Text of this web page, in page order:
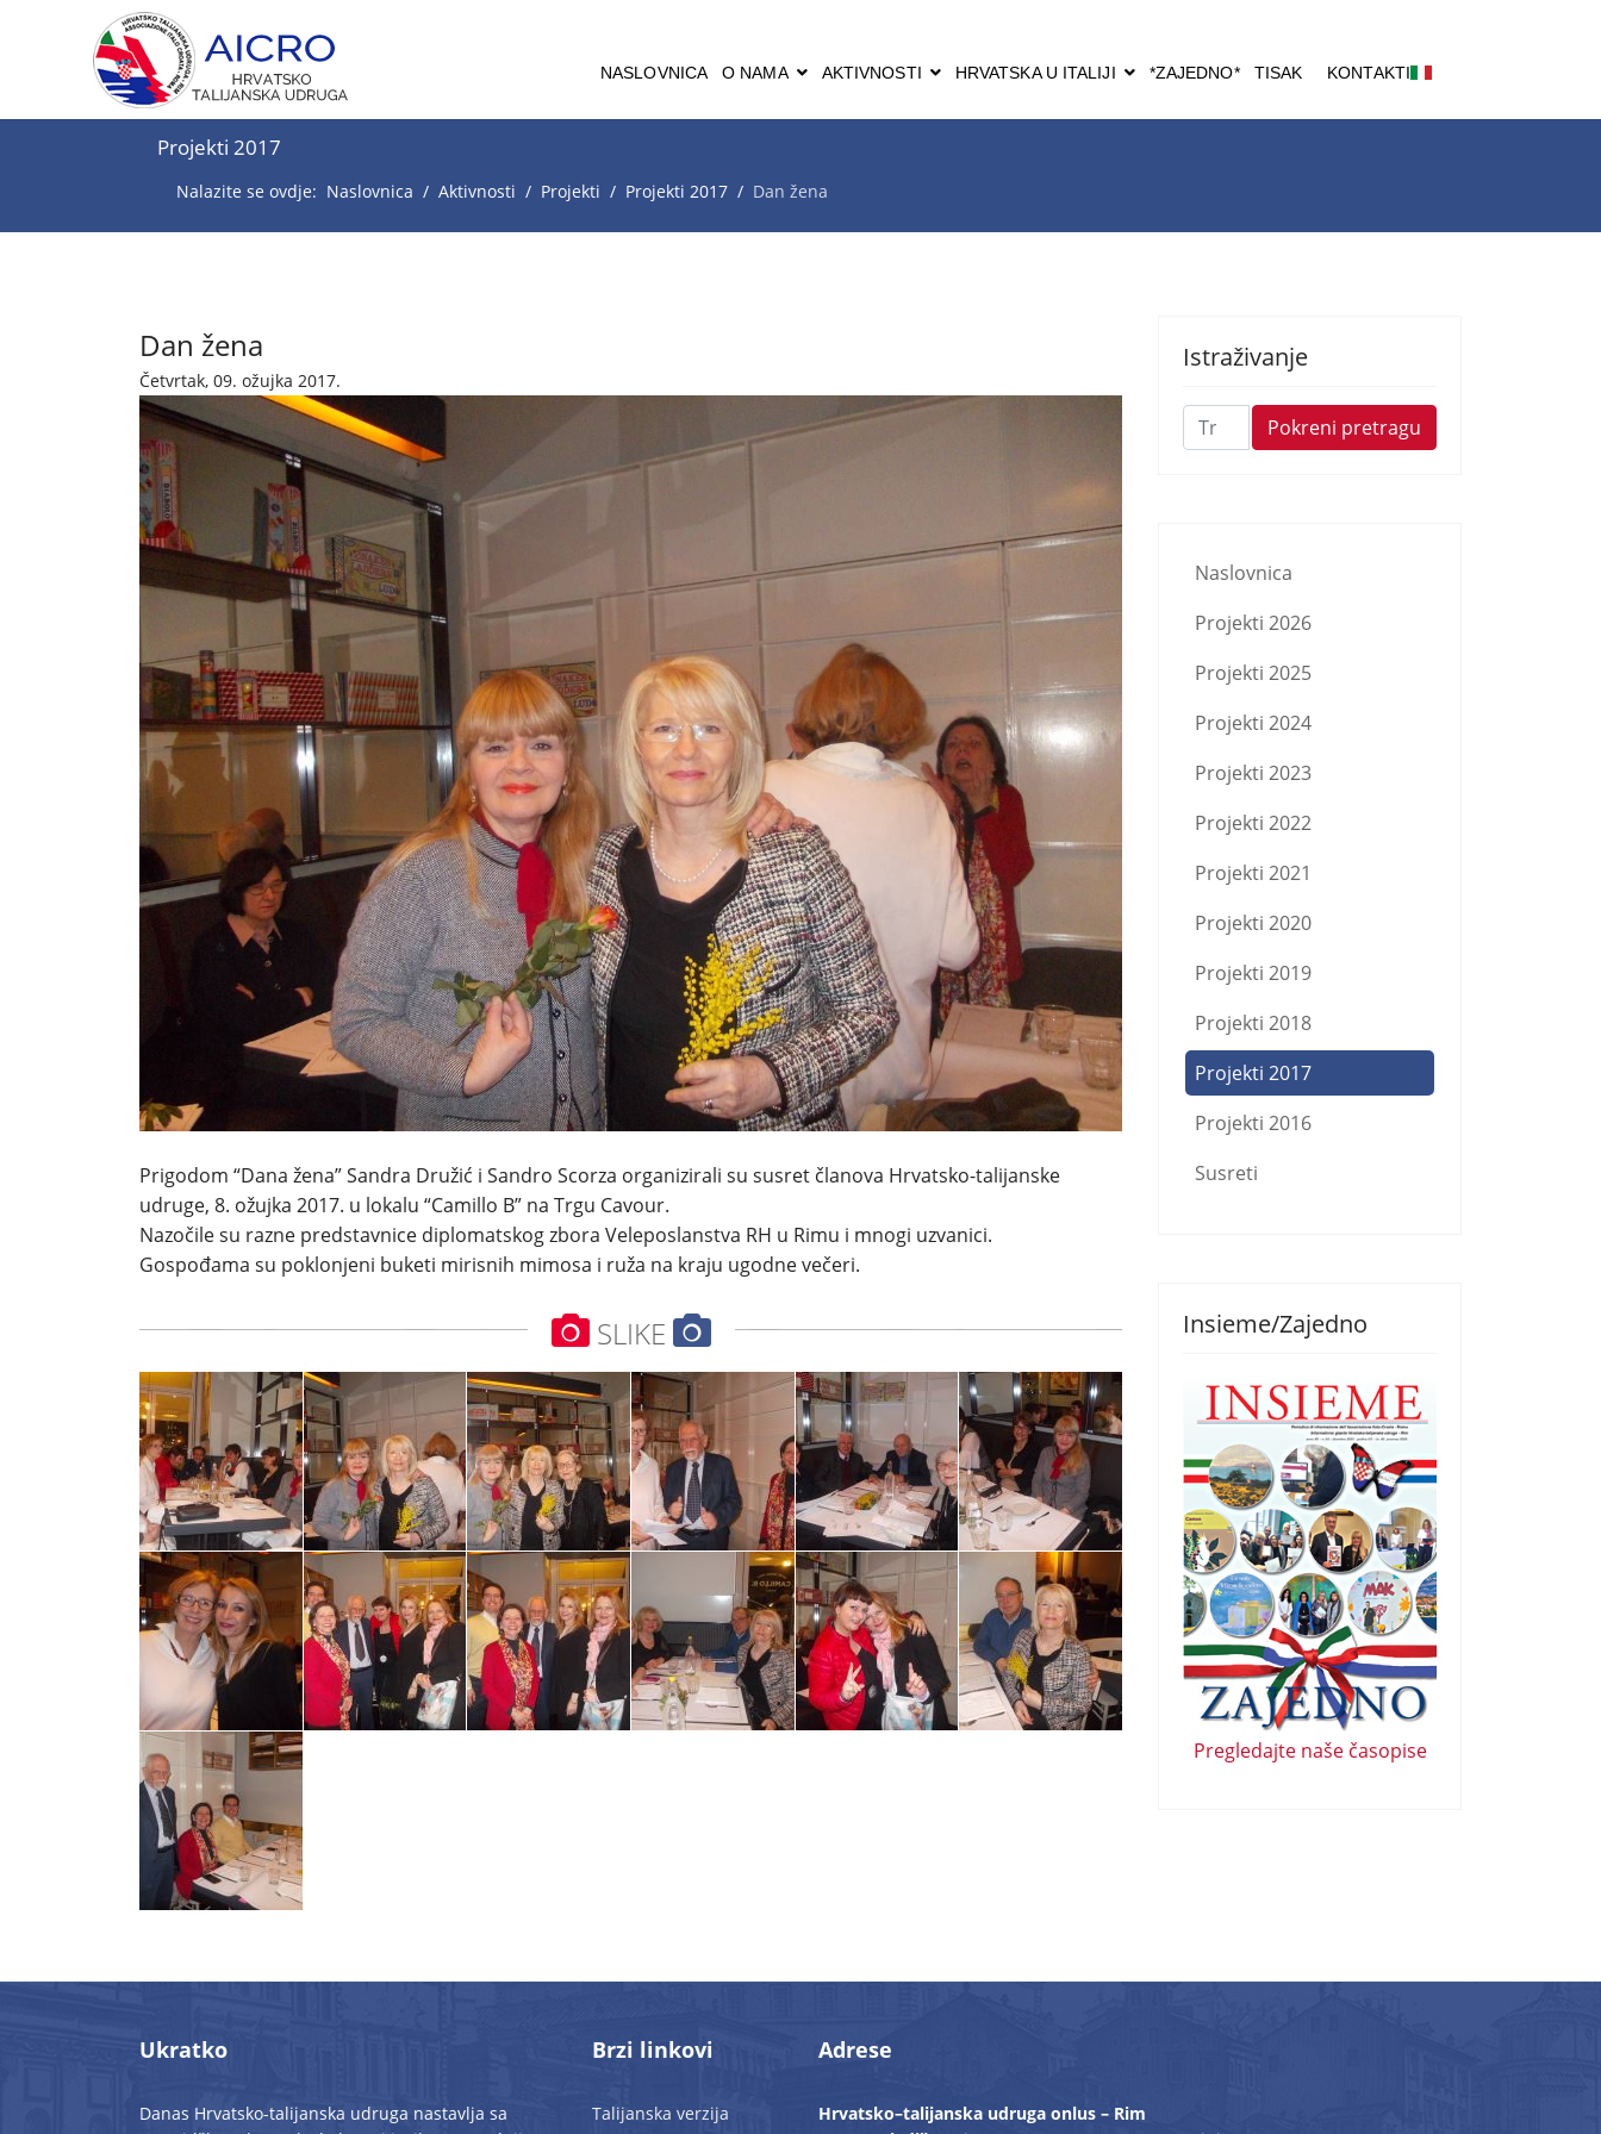
NASLOVNICA O NAMA AKTIVNOSTI HRVATSKA U ITALIJI *ZAJEDNO* TISAK KONTAKTI
Projekti 2017
Nalazite se ovdje: Naslovnica Aktivnosti Projekti Projekti 2017 Dan žena
Dan žena
Četvrtak, 09. ožujka 2017.
Prigodom “Dana žena” Sandra Družić i Sandro Scorza organizirali su susret članova Hrvatsko-talijanske
udruge, 8. ožujka 2017. u lokalu “Camillo B” na Trgu Cavour.
Nazočile su razne predstavnice diplomatskog zbora Veleposlanstva RH u Rimu i mnogi uzvanici.
Gospođama su poklonjeni buketi mirisnih mimosa i ruža na kraju ugodne večeri.
SLIKE
Istraživanje
Traži
...
Pokreni pretragu
Naslovnica
Projekti 2026
Projekti 2025
Projekti 2024
Projekti 2023
Projekti 2022
Projekti 2021
Projekti 2020
Projekti 2019
Projekti 2018
Projekti 2017
Projekti 2016
Susreti
Insieme/Zajedno
Pregledajte naše časopise
Ukratko
Danas Hrvatsko-talijanska udruga nastavlja sa
Brzi linkovi
Talijanska verzija
Adrese
Hrvatsko–talijanska udruga onlus – Rim